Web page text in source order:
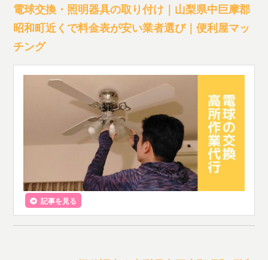
電球交換・照明器具の取り付け｜山梨県中巨摩郡
昭和町近くで料金表が安い業者選び｜便利屋マッ
チング
記事を見る